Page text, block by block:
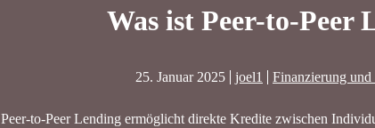
Was ist Peer-to-Peer
25. Januar 2025 joel1 Finanzierung
Peer-to-Peer Lending ermöglicht direkte Kredite zwischen